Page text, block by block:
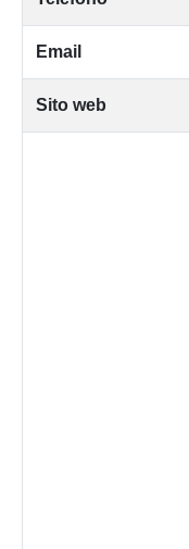
Email
Sito web